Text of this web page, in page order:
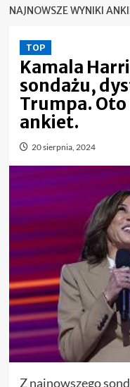
NAJNOWSZE WYNIKI
TOP
Kamala
sondażu,
Trumpa.
ankiet.
20 sierpnia, 2024
Z najnowszego